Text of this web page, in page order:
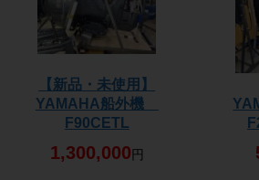
【新品・未使用】
YAMAHA船外機
F90CETL
1,300,000 円